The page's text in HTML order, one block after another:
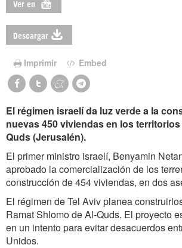
Ver en
Descargar
Imprimir Embed
El régimen israelí da luz verde a la
nuevas 450 viviendas en los
Quds (Jerusalén).
El primer ministro israelí, Benyamin
aprobado la comercialización de los
construcción de 454 viviendas, en dos
El régimen de Tel Aviv planea
Ramat Shlomo de Al-Quds. El proyecto
en un intento para evitar desacuerdos
Unidos.